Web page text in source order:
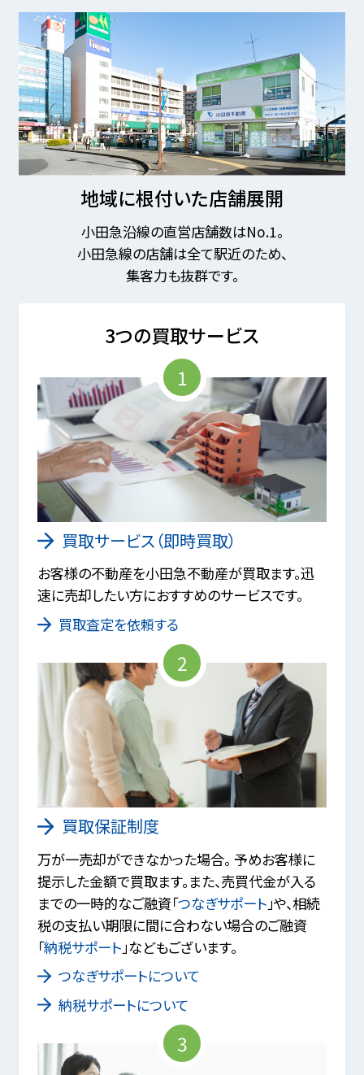
地域に根付いた店舗展開
小田急沿線の直営店舗数はNo.1。
小田急線の店舗は全て駅近のため、
集客力も抜群です。
3つの買取サービス
1
買取サービス（即時買取）
お客様の不動産を小田急不動産が買取ます。迅
速に売却したい方におすすめのサービスです。
買取査定を依頼する
2
買取保証制度
万が一売却ができなかった場合。 予めお客様に
提示した金額で買取ます。また、売買代金が入る
までの一時的なご融資「つなぎサポート 」や、相続
税の支払い期限に間に合わない場合のご融資
「納税サポート 」などもございます。
つなぎサポートについて
納税サポートについて
3